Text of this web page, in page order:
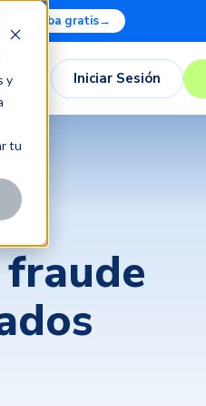
y
tu
Prueba gratis→
Iniciar Sesión
fraude